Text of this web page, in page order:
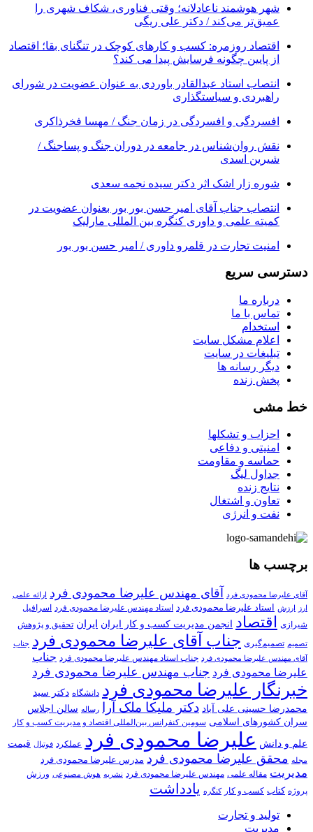
شهر هوشمند ناعادلانه؛ وقتی فناوری، شکاف شهری را
عمیق‌تر می‌کند / دکتر علی ریگی
اقتصاد روزمره: کسب‌ و کارهای کوچک در تنگنای بقا؛ اقتصاد
از پایین چگونه فرسایش پیدا می کند؟
انتصاب استاد عبدالقادر باوردی به عنوان عضویت در شورای
راهبردی و سیاستگذاری
افسردگی و افسردگی در زمان جنگ / مهسا فخرذاکری
نقش روان‌شناس در جامعه در دوران جنگ و پساجنگ /
شیرین اسدی
شوره زار اشک اثر دکتر سیده نجمه سعدی
انتصاب جناب آقای امیر حسن بور بور بعنوان عضویت در
کمیته علمی و داوری کنگره بین المللی مارلیک
امنیت تجارت در قلمرو داوری / امیر حسن بور بور
دسترسی سریع
درباره ما
تماس با ما
استخدام
اعلام مشکل سایت
تبلیغات در سایت
ديگر رسانه ها
پخش زنده
خط مشی
احزاب و تشکلها
امنیتی و دفاعی
حماسه و مقاومت
جداول لیگ
نتایج زنده
تعاون و اشتغال
نفت و انرژی
برچسب ها
آقای علیرضا محمودی فرد آقای مهندس علیرضا محمودی فرد
ارائه علمی
ارز
ارزش استاد علیرضا محمودی فرد استاد مهندس علیرضا محمودی فرد
اسرافیل
شیرازی اقتصاد انجمن مدیریت کسب و کار ایران ایران تحقیق و پژوهش
تصمیم تصمیم‌گیری جناب آقای علیرضا محمودی فرد جناب
آقای مهندس علیرضا محمودی فرد جناب استاد مهندس علیرضا محمودی فرد جناب
علیرضا محمودی فرد جناب مهندس علیرضا محمودی فرد
خبرنگار علیرضا محمودی فرد دانشگاه دکتر سید
محمدرضا حسینی علی آباد دکتر ملیکا ملک آرا رساله سالن اجلاس
سران کشورهای اسلامی سومین کنفرانس بین‌المللی اقتصاد و مدیریت کسب و کار
علم و دانش علیرضا محمودی فرد عملکرد فوتبال قیمت
مجله محقق علیرضا محمودی فرد مدرس علیرضا محمودی فرد
مدیریت مقاله علمی مهندس علیرضا محمودی فرد نشریه هوش مصنوعی ورزش
پروژه کتاب کسب و کار کنگره یادداشت
تولید و تجارت
مدیریت